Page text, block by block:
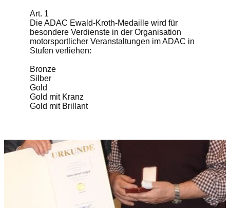
Art. 1
Die ADAC Ewald-Kroth-Medaille wird für
besondere Verdienste in der Organisation
motorsportlicher Veranstaltungen im ADAC in
Stufen verliehen:
Bronze
Silber
Gold
Gold mit Kranz
Gold mit Brillant